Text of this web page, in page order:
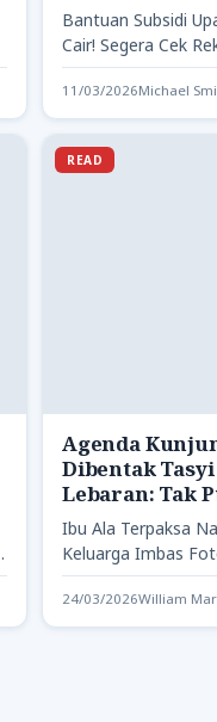
Bantuan Subsidi
Cair! Segera Cek
Ketenagakerjaan…
11/03/2026Michael
READ
Agenda
Dibentak
Lebaran: Tak
Ibu Ala Terpaksa
Keluarga Imbas
Atashyia saat…
24/03/2026William